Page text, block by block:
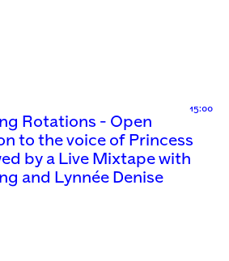
15:00
Rotations - Open
to the voice of Princess
by a Live Mixtape with
and Lynnée Denise